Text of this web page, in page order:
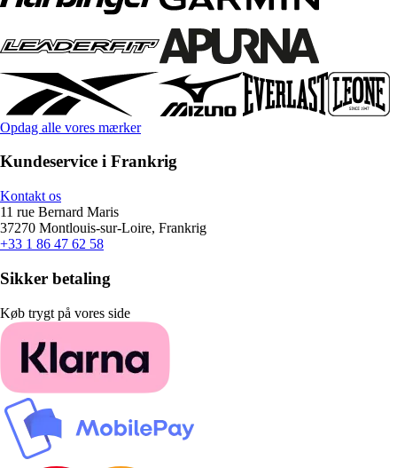
Opdag alle vores mærker
Kundeservice i Frankrig
Kontakt os
11 rue Bernard Maris
37270 Montlouis-sur-Loire, Frankrig
+33 1 86 47 62 58
Sikker betaling
Køb trygt på vores side